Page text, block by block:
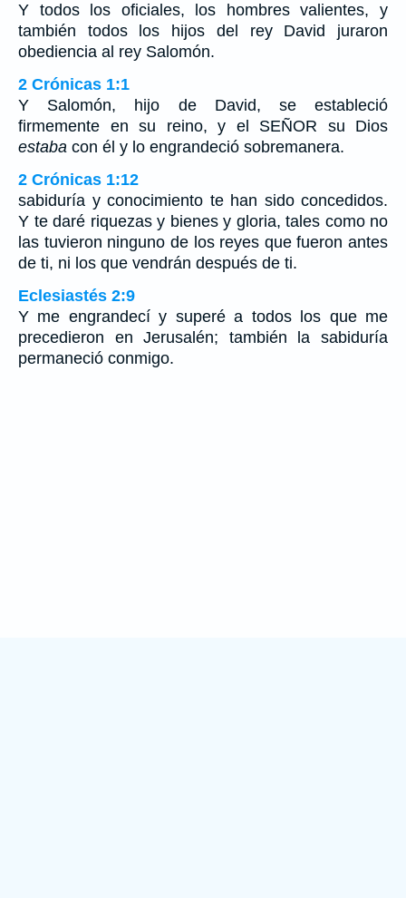
Y todos los oficiales, los hombres valientes, y
también todos los hijos del rey David juraron
obediencia al rey Salomón.
2 Crónicas 1:1
Y Salomón, hijo de David, se estableció
firmemente en su reino, y el SEÑOR su Dios
estaba con él y lo engrandeció sobremanera.
2 Crónicas 1:12
sabiduría y conocimiento te han sido concedidos.
Y te daré riquezas y bienes y gloria, tales como no
las tuvieron ninguno de los reyes que fueron antes
de ti, ni los que vendrán después de ti.
Eclesiastés 2:9
Y me engrandecí y superé a todos los que me
precedieron en Jerusalén; también la sabiduría
permaneció conmigo.